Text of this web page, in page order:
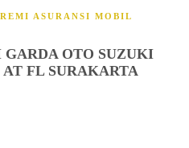
ASURANSI MOBIL
GARDA OTO SUZUKI
FL SURAKARTA